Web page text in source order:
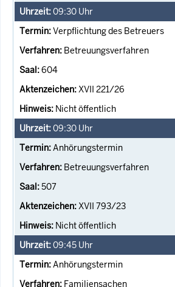
09:30 Uhr
Verpflichtung des Betreuers
Betreuungsverfahren
604
XVII 221/26
Nicht öffentlich
09:30 Uhr
Anhörungstermin
Betreuungsverfahren
507
XVII 793/23
Nicht öffentlich
09:45 Uhr
Anhörungstermin
Familiensachen